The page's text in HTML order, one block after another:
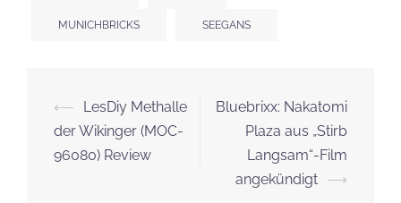
MUNICHBRICKS SEEGANS
Beitrags-
Navigation
⟵
LesDiy Methalle
der Wikinger (MOC-
96080) Review
Bluebrixx: Nakatomi
Plaza aus „Stirb
Langsam“-Film
angekündigt ⟶